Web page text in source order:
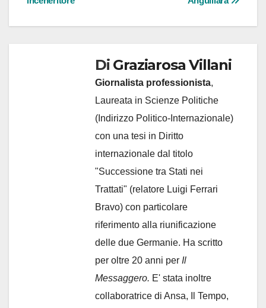
Di Graziarosa Villani
Giornalista professionista,
Laureata in Scienze Politiche
(Indirizzo Politico-Internazionale)
con una tesi in Diritto
internazionale dal titolo
"Successione tra Stati nei
Trattati" (relatore Luigi Ferrari
Bravo) con particolare
riferimento alla riunificazione
delle due Germanie. Ha scritto
per oltre 20 anni per Il
Messaggero. E' stata inoltre
collaboratrice di Ansa, Il Tempo,